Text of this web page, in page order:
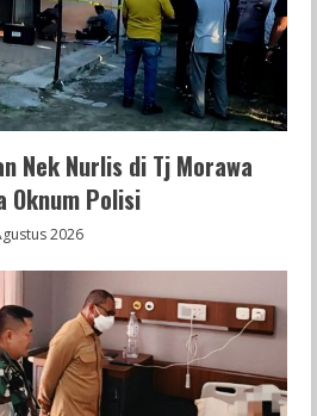
Nek Nurlis di Tj Morawa
Oknum Polisi
2026